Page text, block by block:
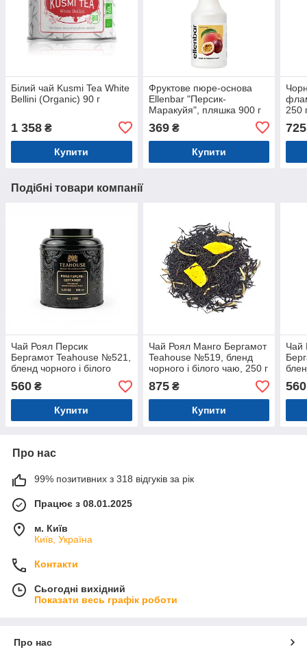
Білий чай Kusmi Tea White
Bellini (Organic) 90 г
1 358 ₴
Купити
Фруктове пюре-основа
Ellenbar "Персик-
Маракуйя", пляшка 900 г
369₴
Купити
250
725
Подібні товари компанії
Чай Роял Персик
Бергамот Teahouse №521,
бленд чорного і білого
чаю, ж/б, 100г
560 ₴
Купити
Чай Роял Манго Бергамот
Teahouse №519, бленд
чорного і білого чаю, 250 г
875₴
Купити
Чай
560
Про нас
99% позитивних з 318 відгуків за рік
Працює з 08.01.2025
м. Київ
Київ, Україна
Контакти
Сьогодні вихідний
Показати весь графік роботи
Про нас